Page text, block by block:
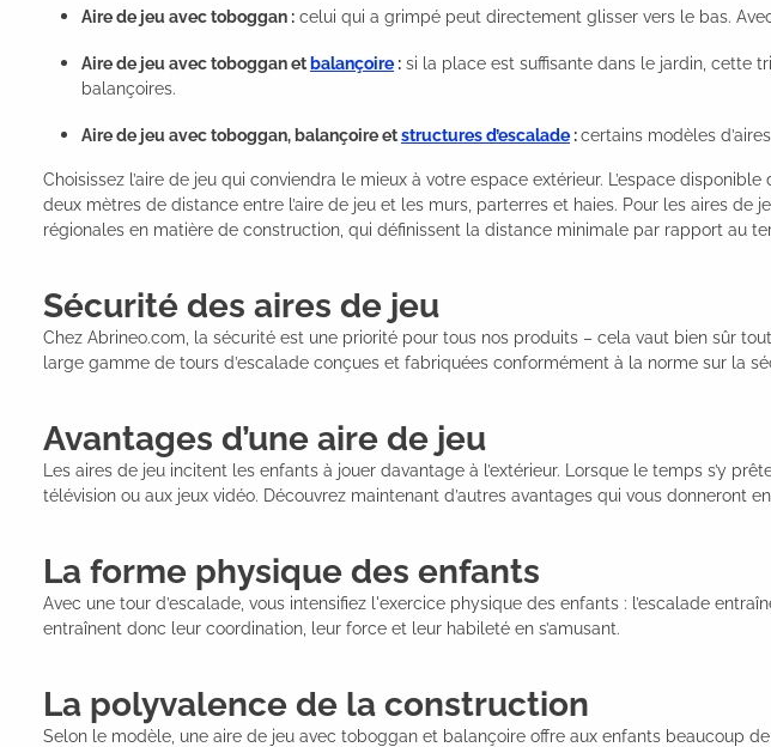
Aire de jeu avec toboggan : celui qui a grimpé peut directement glisser vers le bas.
Aire de jeu avec toboggan et balançoire : si la place est suffisante dans le jardin, cette
balançoires.
Aire de jeu avec toboggan, balançoire etstructures d’escalade :certains modèles
Choisissez l’aire de jeu qui conviendra le mieux à votre espace extérieur. L’espace
deux mètres de distance entre l’aire de jeu et les murs, parterres et haies. Pour les aires
régionales en matière de construction, qui définissent la distance minimale par rapport au
Sécurité des aires de jeu
Chez Abrineo.com, la sécurité est une priorité pour tous nos produits – cela vaut bien sûr
large gamme de tours d’escalade conçues et fabriquées conformément à la norme sur la
Avantages d’une aire de jeu
Les aires de jeu incitent les enfants à jouer davantage à l’extérieur. Lorsque le temps s’y
télévision ou aux jeux vidéo. Découvrez maintenant d’autres avantages qui vous donneront
La forme physique des enfants
Avec une tour d’escalade, vous intensifiez l'exercice physique des enfants : l’escalade
entraînent donc leur coordination, leur force et leur habileté en s’amusant.
La polyvalence de la construction
Selon le modèle, une aire de jeu avec toboggan et balançoire offre aux enfants beaucoup